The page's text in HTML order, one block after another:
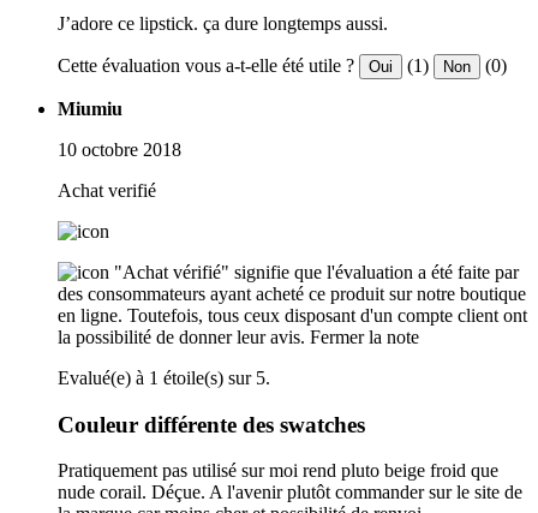
J’adore ce lipstick. ça dure longtemps aussi.
Cette évaluation vous a-t-elle été utile ? Oui (1) Non (0)
Miumiu
10 octobre 2018
Achat verifié
"Achat vérifié" signifie que l'évaluation a été faite par
des consommateurs ayant acheté ce produit sur notre boutique
en ligne. Toutefois, tous ceux disposant d'un compte client ont
la possibilité de donner leur avis. Fermer la note
Evalué(e) à 1 étoile(s) sur 5.
Couleur différente des swatches
Pratiquement pas utilisé sur moi rend pluto beige froid que
nude corail. Déçue. A l'avenir plutôt commander sur le site de